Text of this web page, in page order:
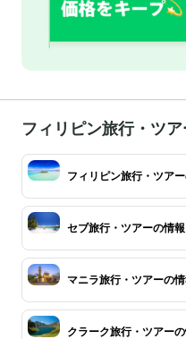
フィリピン旅行・ツ
フィリピン旅行・ツア
セブ旅行・ツアーの情報
マニラ旅行・ツアーの
クラーク旅行・ツアー